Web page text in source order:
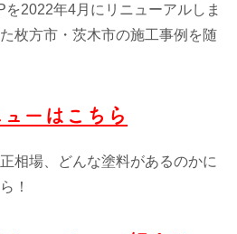
2022年4月にリニューアルしま
枚方市・茨木市の施工事例を随
ーはこちら
相場、どんな塗料があるのかに
！